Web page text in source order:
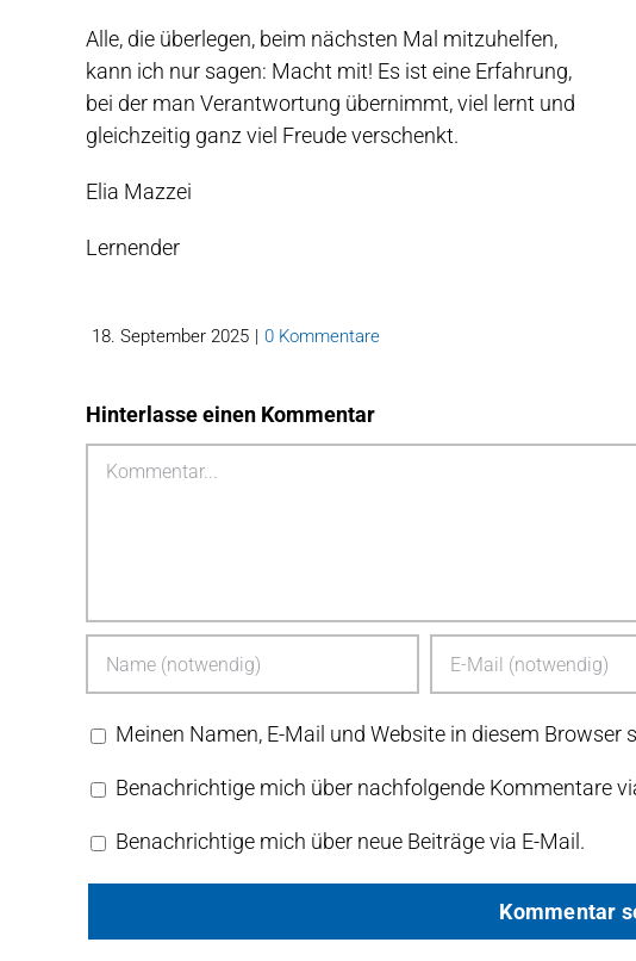
Alle, die überlegen, beim nächsten Mal mitzuhelfen,
kann ich nur sagen: Macht mit! Es ist eine Erfahrung,
bei der man Verantwortung übernimmt, viel lernt und
gleichzeitig ganz viel Freude verschenkt.
Elia Mazzei
Lernender
18. September 2025 | 0 Kommentare
Hinterlasse einen Kommentar
Kommentar
Meinen Namen, E-Mail und Website in diesem Browser
Benachrichtige mich über nachfolgende Kommentare
Benachrichtige mich über neue Beiträge via E-Mail.